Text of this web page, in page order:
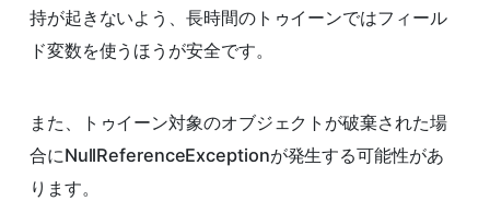
持が起きないよう、長時間のトゥイーンではフィール
ド変数を使うほうが安全です。
また、トゥイーン対象のオブジェクトが破棄された場
合にNullReferenceExceptionが発生する可能性があ
ります。